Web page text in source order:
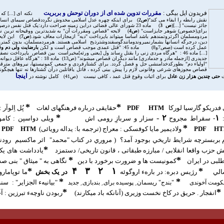
فريدون ايل بيگی : مقررات تدوين شده ای از دوران توحش و بربريت
نکته ای [...]
نقش رابطه را ايفاء می کند"(ص2
جائز نيست" [...](ص 3 ) ماده 23 شورای عالی قضائی دراين زمينه صراحت دارد:پک قتل نفس درصورتی مجازاست که
برای(خصوص) شوهر جايزاست" (ص4 ) لايحه "قصاص ومقررات آن" به شديدترين ووقيحانه ترين
مردومسلمان اگرثروتمندهم باشد اساسا ميتواند باپرداخت "ديه" ازمجازات معاف شود.(ص7 )
اين
دين، درجرگه انسانها بشمارنميروندومانندگوسفندوشترذبح اسلامی هستند. هرمردمسلمان، بدون
عمل کرده است (صص7و8) ماده 45: "قتل عمدی موجب قصاص است و لکن
بارضايت ولی دم
"اولياء دم" بطورکدخدامنشی حل و فصل گردد. برای کشتارفردی و جمعی کمونيستها، نيروهای
قصاص مجوزهای شرعی وقانونی لازم را پيش بينی کرده ، قاتل ياقاتلين درآن کشتارها نه تنها
حتی چندين هزار زن عادل برای اثبات وقوع قتل عمد ، کافی نيست (ص41) کامل نوشته در اينجا
فدريکو گارسيا لورکا PDF HTM
*حقایقی درباره فرهنگهای لغات * پُل اِلوآر
۱- سقراط مجروح ۲- سزار و سربازِ رومی اش * ويلی دواسپن :
PDF
* ولادیمیر مایا کوفسکی : معراج (ترجمه با: يداله رویائی) PDF HTM
بربسترچه شرايط تاريخي بوجود آمد؟ ( مروري در کتاب "محمد" اثر ماکسيم
حزب واقعا انقلابی / مبارزه طبقاتی ، قانون تاريخی/ دستمزد
*يادداشت های
در ايران
*کمونيست ها و ضرورت برخورد با دين * نگاهی به " ميثاق " بنی
* رژيس دبره: در بارهء اروگوئه ۱ ۲ ۳ ۴ در يک بخش *ما
آخوندی
* "بندج" ريسمان ِ پوسيده برای ِ بندبازی ِ جديد * "بيانيهء الجزاير" :
* انفجار . حريق در کاخ نخست وزيری (آنانکه باد ميکارند) *ربودن ناوچهء تبرزين